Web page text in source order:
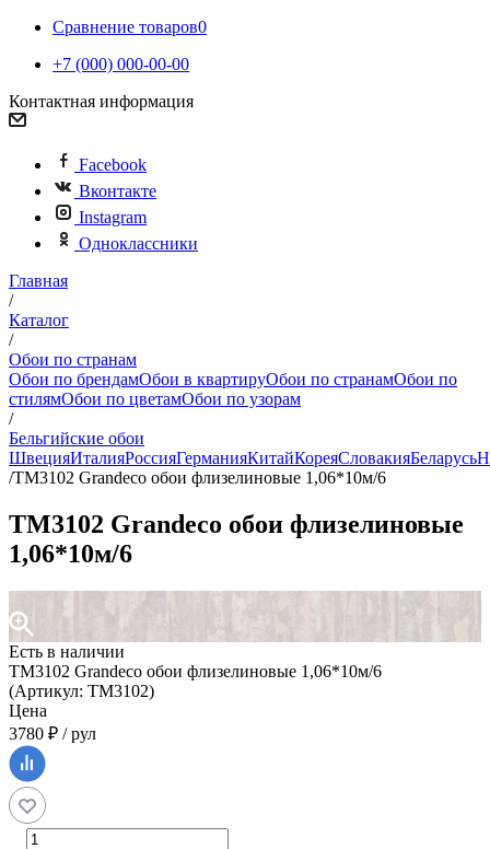
Сравнение товаров0
+7 (000) 000-00-00
Контактная информация
Facebook
Вконтакте
Instagram
Одноклассники
Главная
/
Каталог
/
Обои по странам
Обои по брендамОбои в квартируОбои по странамОбои по
стилямОбои по цветамОбои по узорам
/
Бельгийские обои
ШвецияИталияРоссияГерманияКитайКореяСловакияБеларусь
/TM3102 Grandeco обои флизелиновые 1,06*10м/6
TM3102 Grandeco обои флизелиновые
1,06*10м/6
Есть в наличии
TM3102 Grandeco обои флизелиновые 1,06*10м/6
(Артикул: TM3102)
Цена
3780 ₽ / рул